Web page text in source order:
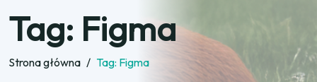
Tag: Figma
Strona główna / Tag: Figma